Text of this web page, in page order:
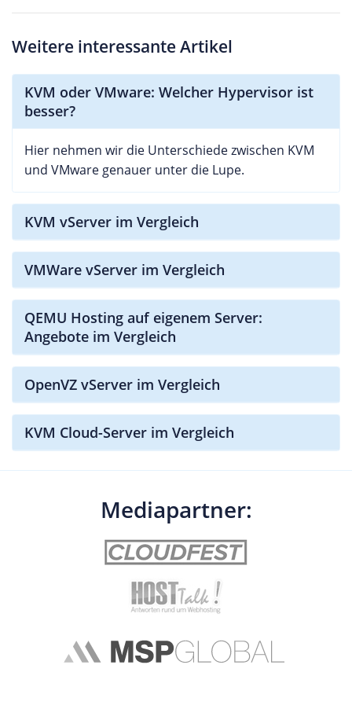
Weitere interessante Artikel
KVM oder VMware: Welcher Hypervisor ist
besser?
Hier nehmen wir die Unterschiede zwischen KVM
und VMware genauer unter die Lupe.
KVM vServer im Vergleich
VMWare vServer im Vergleich
QEMU Hosting auf eigenem Server:
Angebote im Vergleich
OpenVZ vServer im Vergleich
KVM Cloud-Server im Vergleich
Mediapartner: